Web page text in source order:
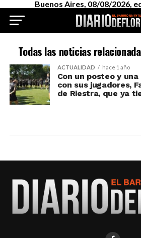
Buenos Aires, 08/08/2026,
Todas las noticias
ACTUALIDAD hace 1 año
Con un posteo y
con sus jugadores,
de Riestra, que ya